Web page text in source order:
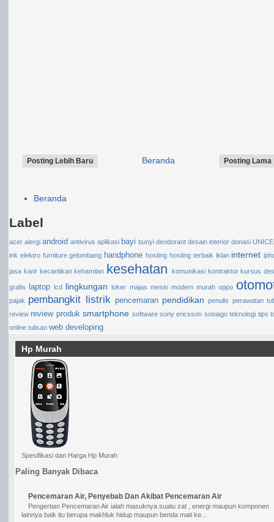
Posting Lebih Baru Posting Lama
Beranda
Beranda
Label
acer alergi android antivirus aplikasi bayi bunyi deodorant desain interior donasi
ink elektro furniture gelombang handphone hosting hosting terbaik iklan internet
jasa karir kecantikan kehamilan kesehatan komunikasi kontraktor kursus
grafis laptop lcd lingkungan loker majas mesin modem murah oppo
pajak pembangkit listrik pencemaran pendidikan penulis perawatan
review review produk smartphone software sony ericsson sosiago teknologi tips
online tulisan web developing
Hp Murah
Spesifikasi dan Harga Hp Murah
Paling Banyak Dibaca
Pencemaran Air, Penyebab Dan Akibat Pencemaran Air
Pengertian Pencemaran Air ialah masuknya suatu zat , energi maupun komponen
lainnya baik itu berupa makhluk hidup maupun benda mati ke...